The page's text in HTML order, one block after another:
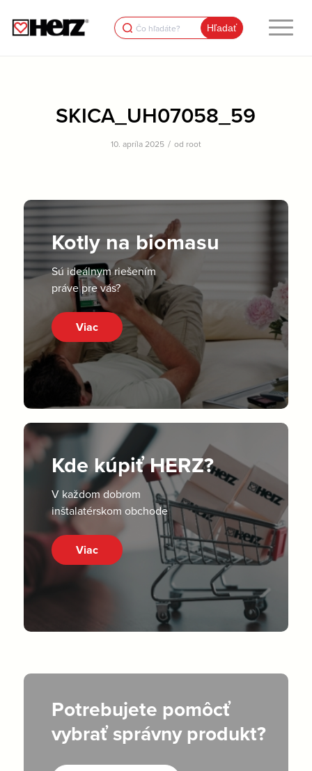
Search
for:
SKICA_UH07058_59
10. apríla 2025 / od root
Kotly na biomasu
Sú ideálnym riešením
práve pre vás?
Viac
Kde kúpiť HERZ?
V každom dobrom
inštalatérskom obchode
Viac
Potrebujete pomôcť
vybrať správny produkt?